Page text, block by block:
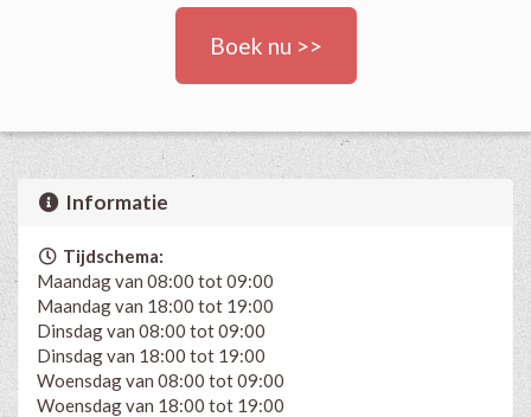
Boek nu >>
Informatie
Tijdschema:
Maandag van 08:00 tot 09:00
Maandag van 18:00 tot 19:00
Dinsdag van 08:00 tot 09:00
Dinsdag van 18:00 tot 19:00
Woensdag van 08:00 tot 09:00
Woensdag van 18:00 tot 19:00